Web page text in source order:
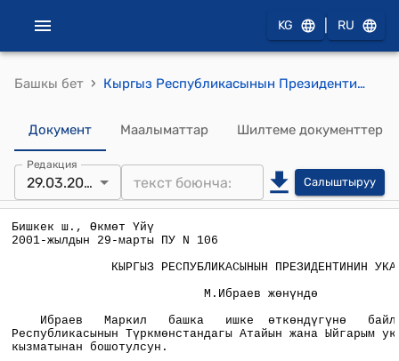
KG RU
Башкы бет › Кыргыз Республикасынын Президентинин 2001-жылдын 29-мартынан "М.Ибраев жөнүндө" жөнүндө ПУ №106 Указы
Документ Маалыматтар Шилтеме документтер
Редакция
29.03.2001 Салыштыруу